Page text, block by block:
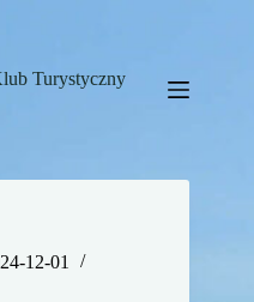
Turystyczny
12-01